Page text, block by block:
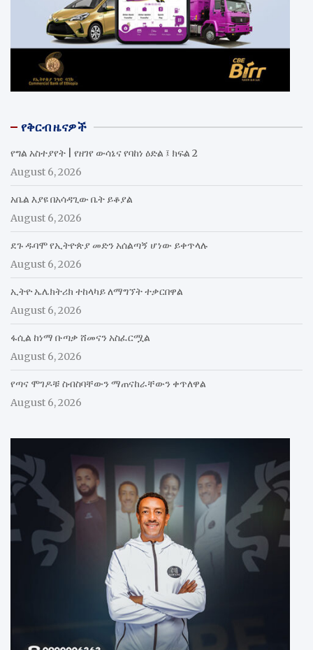
የቅርብ ዜናዎች
የግል አስተያየት | የዘገየ ውሳኔና የባከነ ዕድል ፤ ክፍል 2
August 6, 2026
አቤል እያዩ በአሳዳጊው ቤት ይቆያል
August 6, 2026
ደጉ ዱባሞ የኢትዮጵያ መድን አሰልጣኝ ሆነው ይቀጥላሉ
August 6, 2026
ኢትዮ ኤሌክትሪክ ተከላካይ ለማግኘት ተቃርበዋል
August 6, 2026
ፋሲል ከነማ ቡጣቃ ሸመናን አስፈርሟል
August 6, 2026
የጣና ሞገዶቹ ስብስባቸውን ማጠናከራቸውን ቀጥለዋል
August 6, 2026